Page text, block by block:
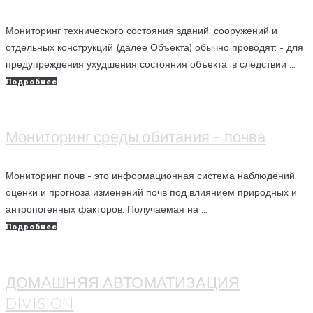
Мониторинг технического состояния зданий, сооружений и
отдельных конструкций (далее Объекта) обычно проводят: - для
предупреждения ухудшения состояния объекта, в следствии ...
Подробнее
Мониторинг среды обитания – почва
Мониторинг почв - это информационная система наблюдений,
оценки и прогноза изменений почв под влиянием природных и
антропогенных факторов. Получаемая на ...
Подробнее
ДОМАШНЯЯ АВТОМАТИЗАЦИЯ
DIVISION